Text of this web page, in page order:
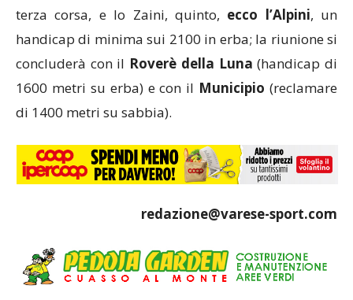
terza corsa, e lo Zaini, quinto, ecco l’Alpini, un
handicap di minima sui 2100 in erba; la riunione si
concluderà con il Roverè della Luna (handicap di
1600 metri su erba) e con il Municipio (reclamare
di 1400 metri su sabbia).